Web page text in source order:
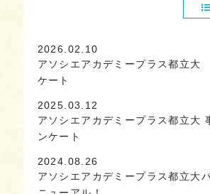
2026.02.10
アソシエアカデミープラス都立大
ケート
2025.03.12
アソシエアカデミープラス都立大
ンケート
2024.08.26
アソシエアカデミープラス都立大